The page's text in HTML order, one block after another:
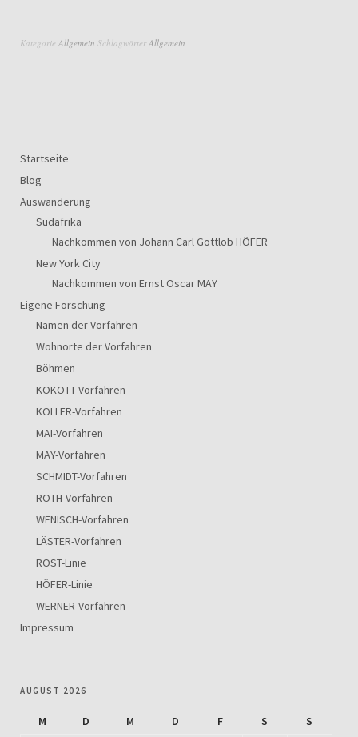
Kategorie Allgemein Schlagwörter Allgemein
Startseite
Blog
Auswanderung
Südafrika
Nachkommen von Johann Carl Gottlob HÖFER
New York City
Nachkommen von Ernst Oscar MAY
Eigene Forschung
Namen der Vorfahren
Wohnorte der Vorfahren
Böhmen
KOKOTT-Vorfahren
KÖLLER-Vorfahren
MAI-Vorfahren
MAY-Vorfahren
SCHMIDT-Vorfahren
ROTH-Vorfahren
WENISCH-Vorfahren
LÄSTER-Vorfahren
ROST-Linie
HÖFER-Linie
WERNER-Vorfahren
Impressum
AUGUST 2026
M D M D F S S